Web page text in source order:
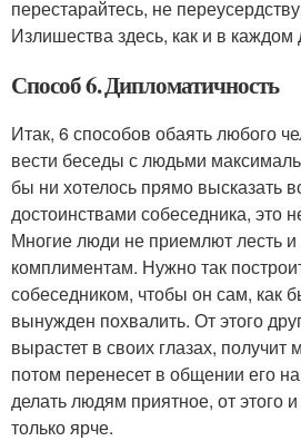
перестарайтесь, не
Излишества здесь, как и в
Способ 6. Дипломатичность
Итак, 6 способов обаять любого
вести беседы с людьми
бы ни хотелось прямо высказать
достоинствами собеседника, это
Многие люди не приемлют лесть
комплиментам. Нужно так
собеседником, чтобы он сам, как
вынужден похвалить. От этого
вырастет в своих глазах, получит
потом перенесет в общении его
делать людям приятное, от этого
только ярче.